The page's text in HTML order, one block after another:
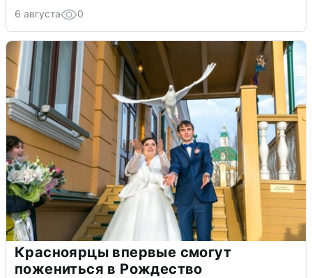
6 августа 0
Красноярцы впервые смогут
пожениться в Рождество